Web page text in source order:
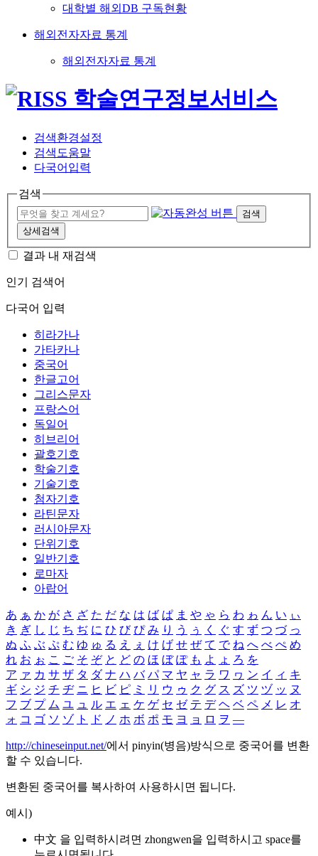
대학별 해외DB 구독현황
해외전자자료 통계
해외전자자료 통계
검색환경설정
검색도움말
다국어입력
검색
검색
상세검색
결과 내 재검색
인기 검색어
다국어 입력
히라가나
가타카나
중국어
한글고어
그리스문자
프랑스어
독일어
히브리어
괄호기호
학술기호
기술기호
첨자기호
라틴문자
러시아문자
단위기호
일반기호
로마자
아랍어
あ ぁ か が さ ざ た だ な は ば ぱ ま や ゃ ら わ ゎ ん い ぃ
き ぎ し じ ち ぢ に ひ び ぴ み り う ぅ く ぐ す ず つ づ っ
ぬ ふ ぶ ぷ む ゆ ゅ る え ぇ け げ せ ぜ て で ね へ べ ぺ め
れ お ぉ こ ご そ ぞ と ど の ほ ぼ ぽ も よ ょ ろ を
ア ァ カ サ ザ タ ダ ナ ハ バ パ マ ヤ ャ ラ ワ ヮ ン イ ィ キ
ギ シ ジ チ ヂ ニ ヒ ビ ピ ミ リ ウ ゥ ク グ ス ズ ツ ヅ ッ ヌ
フ ブ プ ム ユ ュ ル エ ェ ケ ゲ セ ゼ テ デ ヘ ベ ペ メ レ オ
ォ コ ゴ ソ ゾ ト ド ノ ホ ボ ポ モ ヨ ョ ロ ヲ ―
http://chineseinput.net/에서 pinyin(병음)방식으로 중국어를 변환
할 수 있습니다.
변환된 중국어를 복사하여 사용하시면 됩니다.
예시)
中文 을 입력하시려면 zhongwen을 입력하시고 space를